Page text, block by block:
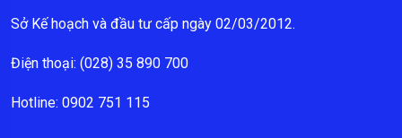
Sở Kế hoạch và đầu tư cấp ngày 02/03/2012.
Điện thoại: (028) 35 890 700
Hotline: 0902 751 115